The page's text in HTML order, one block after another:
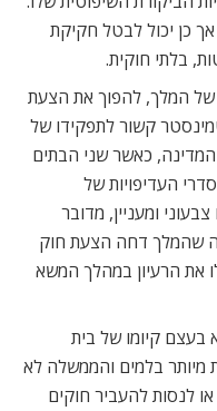
כן יכול לבטל חקיקת
בלתי חוקית.
של המלך, להפוך את הצעת
קשור לתפקידו של
כאשר שני הבתים
העדיפויות של
ומעניין, מדובר
שהמלך דחה הצעת חוק
מי שהעלו את הרעיון במהלך המשא
בעצם קיומו של בית
מיותר בלמים והממשלה לא
לנסות להעביר חוקים